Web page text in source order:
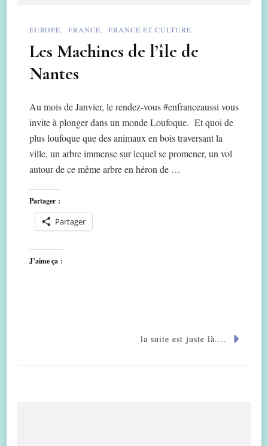
EUROPE FRANCE FRANCE ET CULTURE
Les Machines de l’île de
Nantes
Au mois de Janvier, le rendez-vous #enfranceaussi vous
invite à plonger dans un monde Loufoque. Et quoi de
plus loufoque que des animaux en bois traversant la
ville, un arbre immense sur lequel se promener, un vol
autour de ce même arbre en héron de …
Partager :
Partager
J’aime ça :
la suite est juste là....